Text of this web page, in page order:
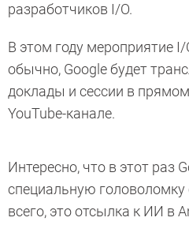
разработчиков I/O.
В этом году мероприятие
обычно, Google будет
доклады и сессии в
YouTube-канале.
Интересно, что в этот раз
специальную
всего, это отсылка к ИИ в